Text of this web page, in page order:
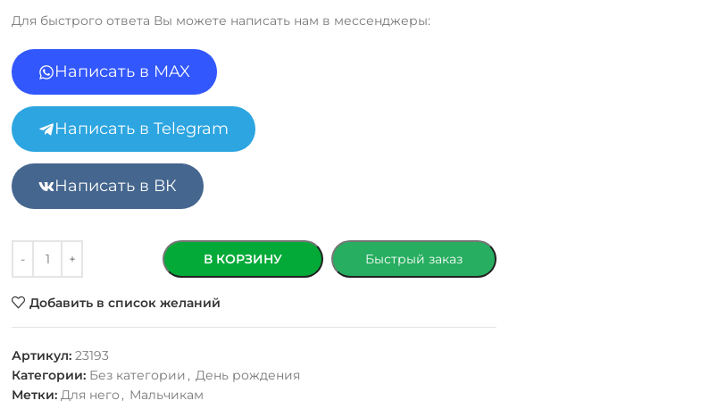
Для быстрого ответа Вы можете написать нам в мессенджеры:
Написать в MAX
Написать в Telegram
Написать в ВК
В КОРЗИНУ Быстрый заказ
Добавить в список желаний
Артикул:23193
Категории: Без категории , День рождения
Метки: Для него , Мальчикам